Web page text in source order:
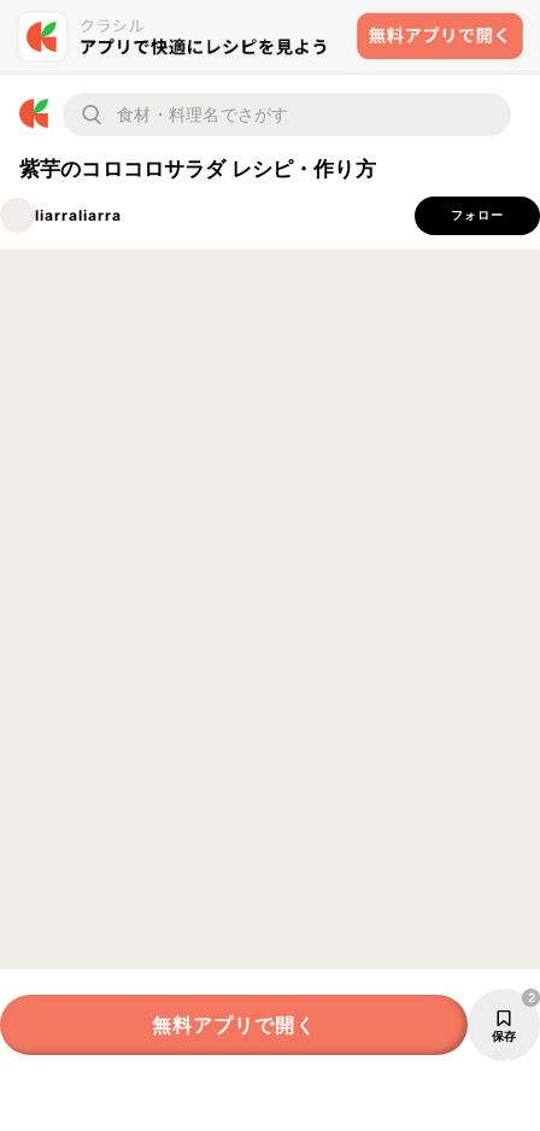
紫芋のコロコロサラダ レシピ・作り方
liarraliarra フォロー
無料アプリで開く 保存
2